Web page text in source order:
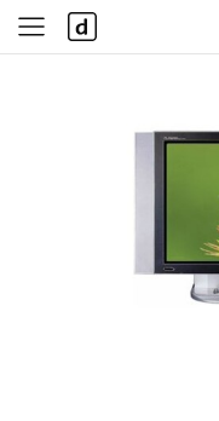
사
이
다
나
와